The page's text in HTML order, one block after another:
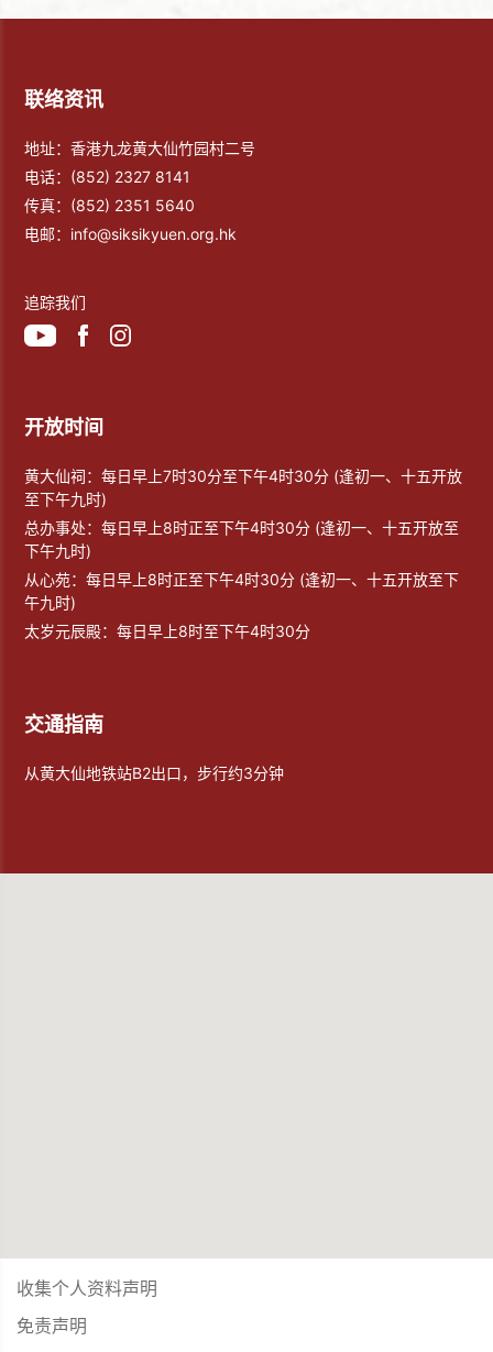
联络资讯
地址：香港九龙黄大仙竹园村二号
电话： (852) 2327 8141
传真： (852) 2351 5640
电邮： info@siksikyuen.org.hk
追踪我们
开放时间
黄大仙祠：每日早上7时30分至下午4时30分 (逢初一、十五开放
至下午九时)
总办事处：每日早上8时正至下午4时30分 (逢初一、十五开放至
下午九时)
从心苑：每日早上8时正至下午4时30分 (逢初一、十五开放至下
午九时)
太岁元辰殿：每日早上8时至下午4时30分
交通指南
从黄大仙地铁站B2出口，步行约3分钟
收集个人资料声明
免责声明